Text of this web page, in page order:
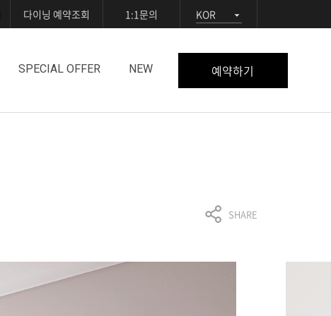
다이닝 예약조회 1:1문의 KOR
SPECIAL OFFER NEW 예약하기
SHARE